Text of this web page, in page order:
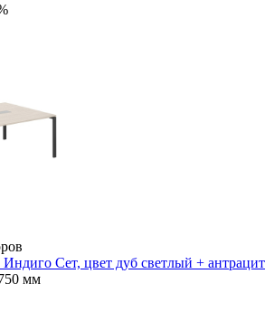
Сет, цвет дуб светлый + антрацит
мм